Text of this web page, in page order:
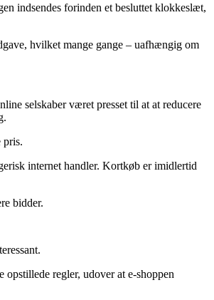
indsendes forinden et besluttet klokkeslæt,
hvilket mange gange – uafhængig om
selskaber været presset til at at reducere
pris.
internet handler. Kortkøb er imidlertid
bidder.
regler, udover at e-shoppen